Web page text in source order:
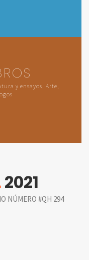
y ensayos, Arte,
2021
NÚMERO #QH 294